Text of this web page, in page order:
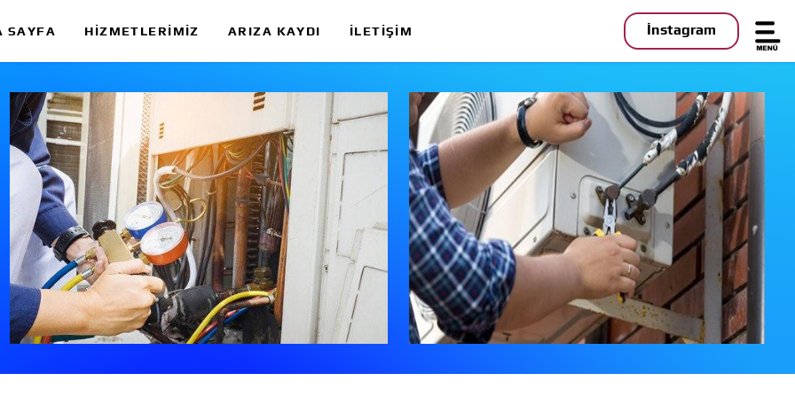
SAYFA HIZMETLERIMIZ ARIZA KAYDI İLETIŞIM İnstagram